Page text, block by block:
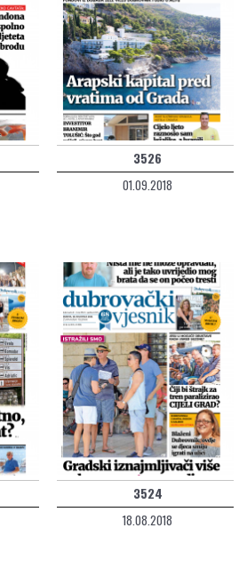
3526
01.09.2018
3524
18.08.2018